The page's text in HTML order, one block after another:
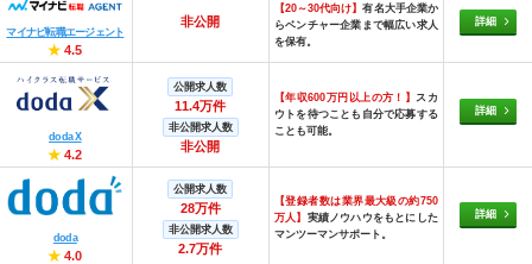
マイナビ転職エージェント
★ 4.5
非公開
【20～30代向け】有名大手企業か
らベンチャー企業まで幅広い求人
を保有。
詳細
doda X
★ 4.2
公開求人数
11.4万件
非公開求人数
非公開
【年収600万円以上の方！】 スカ
ウトを待つことも自分で応募する
ことも可能。
詳細
doda
★ 4.0
公開求人数
28万件
非公開求人数
2.7万件
【登録者数は業界最大級の約750
万人】 実績ノウハウをもとにした
マンツーマンサポート。
詳細